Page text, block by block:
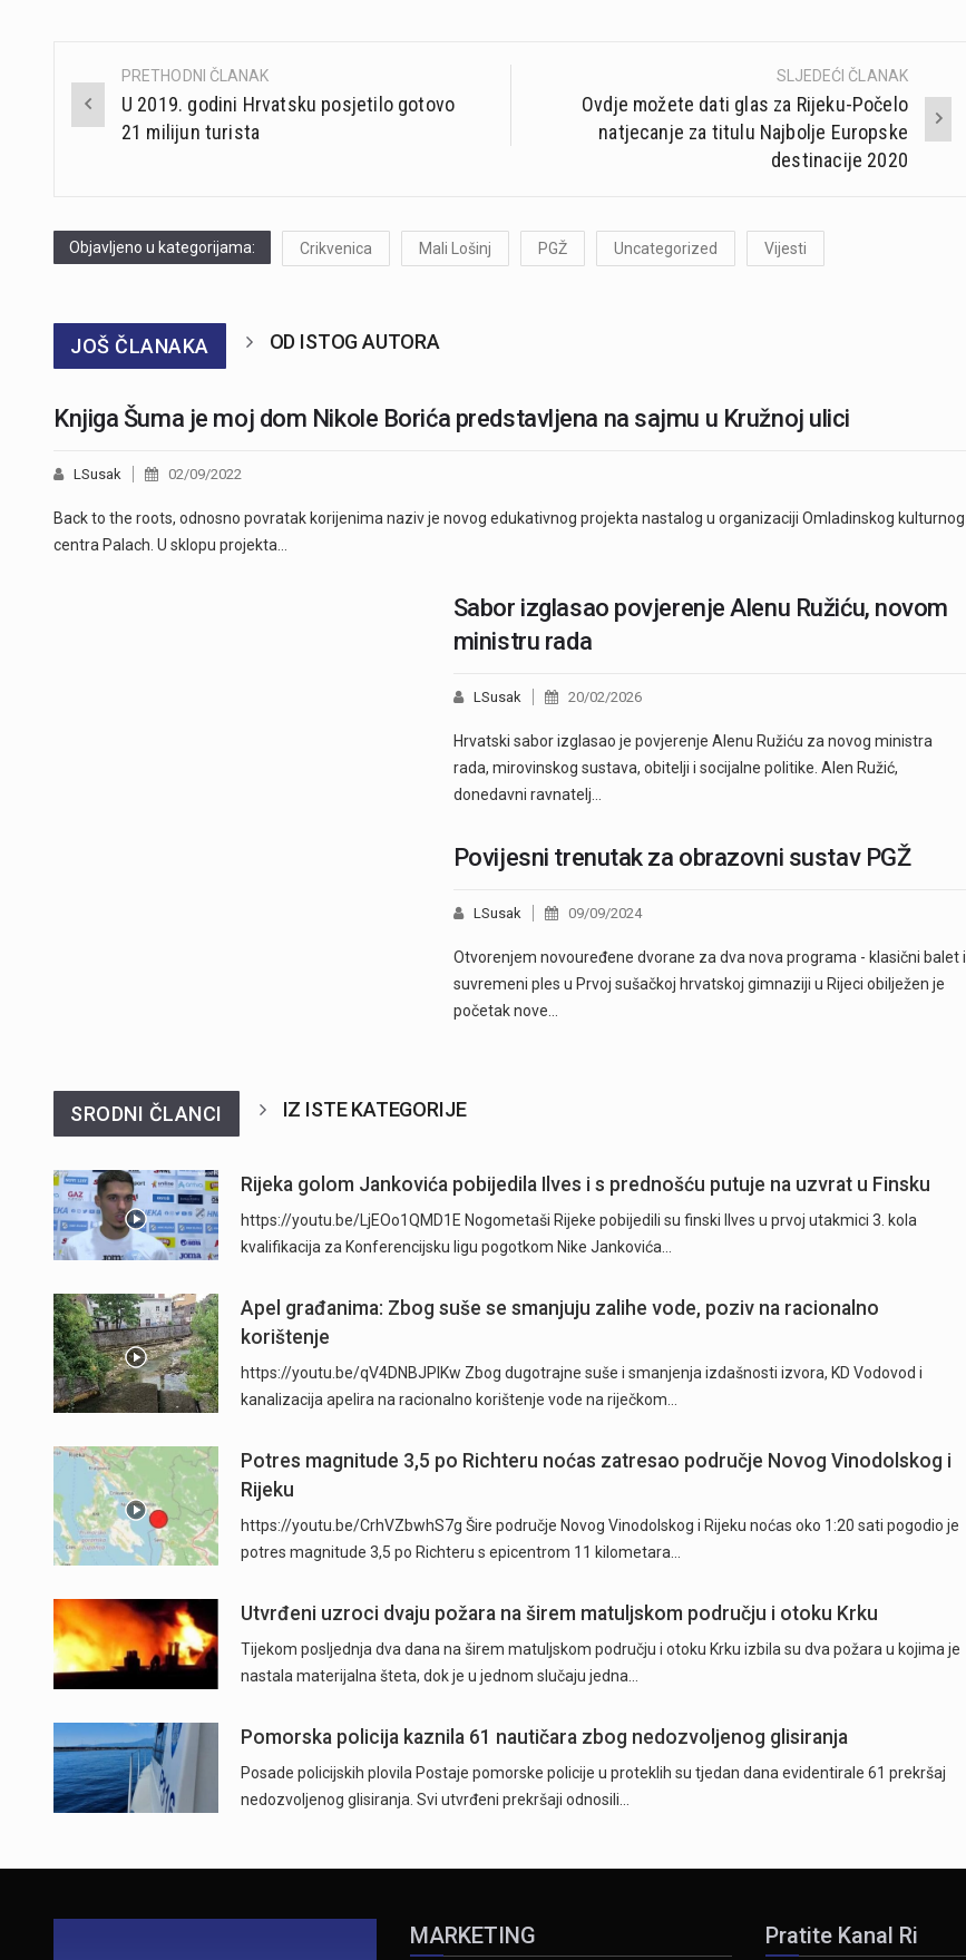
Post
navigation
PRETHODNI ČLANAK
U 2019. godini Hrvatsku posjetilo gotovo
21 milijun turista
SLJEDEĆI ČLANAK
Ovdje možete dati glas za Rijeku-Počelo
natjecanje za titulu Najbolje Europske
destinacije 2020
Objavljeno u kategorijama: Crikvenica Mali Lošinj PGŽ Uncategorized Vijesti
JOŠ ČLANAKA OD ISTOG AUTORA
Knjiga Šuma je moj dom Nikole Borića predstavljena na sajmu u Kružnoj ulici
LSusak 02/09/2022
Back to the roots, odnosno povratak korijenima naziv je novog edukativnog projekta nastalog u organizaciji Omladinskog kulturnog
centra Palach. U sklopu projekta…
Sabor izglasao povjerenje Alenu Ružiću, novom
ministru rada
LSusak 20/02/2026
Hrvatski sabor izglasao je povjerenje Alenu Ružiću za novog ministra
rada, mirovinskog sustava, obitelji i socijalne politike. Alen Ružić,
donedavni ravnatelj…
Povijesni trenutak za obrazovni sustav PGŽ
LSusak 09/09/2024
Otvorenjem novouređene dvorane za dva nova programa - klasični balet i
suvremeni ples u Prvoj sušačkoj hrvatskoj gimnaziji u Rijeci obilježen je
početak nove…
SRODNI ČLANCI IZ ISTE KATEGORIJE
Rijeka golom Jankovića pobijedila Ilves i s prednošću putuje na uzvrat u Finsku
https://youtu.be/LjEOo1QMD1E Nogometaši Rijeke pobijedili su finski Ilves u prvoj utakmici 3. kola
kvalifikacija za Konferencijsku ligu pogotkom Nike Jankovića…
Apel građanima: Zbog suše se smanjuju zalihe vode, poziv na racionalno
korištenje
https://youtu.be/qV4DNBJPlKw Zbog dugotrajne suše i smanjenja izdašnosti izvora, KD Vodovod i
kanalizacija apelira na racionalno korištenje vode na riječkom…
Potres magnitude 3,5 po Richteru noćas zatresao područje Novog Vinodolskog i
Rijeku
https://youtu.be/CrhVZbwhS7g Šire područje Novog Vinodolskog i Rijeku noćas oko 1:20 sati pogodio je
potres magnitude 3,5 po Richteru s epicentrom 11 kilometara…
Utvrđeni uzroci dvaju požara na širem matuljskom području i otoku Krku
Tijekom posljednja dva dana na širem matuljskom području i otoku Krku izbila su dva požara u kojima je
nastala materijalna šteta, dok je u jednom slučaju jedna…
Pomorska policija kaznila 61 nautičara zbog nedozvoljenog glisiranja
Posade policijskih plovila Postaje pomorske policije u proteklih su tjedan dana evidentirale 61 prekršaj
nedozvoljenog glisiranja. Svi utvrđeni prekršaji odnosili…
MARKETING Pratite Kanal Ri